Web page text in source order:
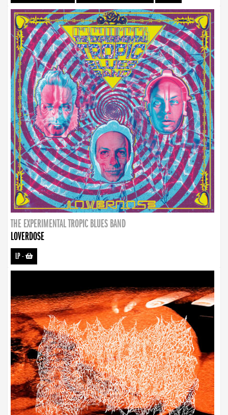
THE EXPERIMENTAL TROPIC BLUES BAND
LOVERDOSE
LP-